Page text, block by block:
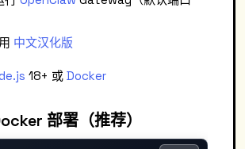
中文汉化版
18+ 或 Docker
部署（推荐）